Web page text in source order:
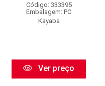
Código: 333395
Embalagem: PC
Kayaba
Ver preço